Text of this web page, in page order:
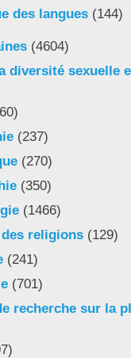
des langues (144)
(4604)
diversité sexuelle
(237)
(270)
(350)
(1466)
religions (129)
(241)
(701)
recherche sur la